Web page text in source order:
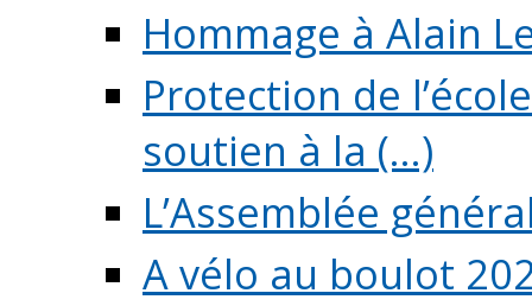
Hommage à Alain
Protection de
soutien à la (...)
L’Assemblée
A vélo au boulot